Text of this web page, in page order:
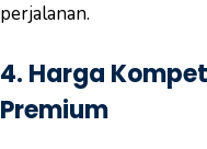
perjalanan.
4. Harga
Premium